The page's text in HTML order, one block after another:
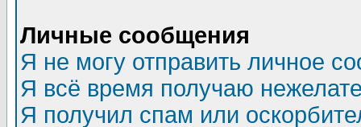
Личные сообщения
Я не могу отправить личное
Я всё время получаю
Я получил спам или